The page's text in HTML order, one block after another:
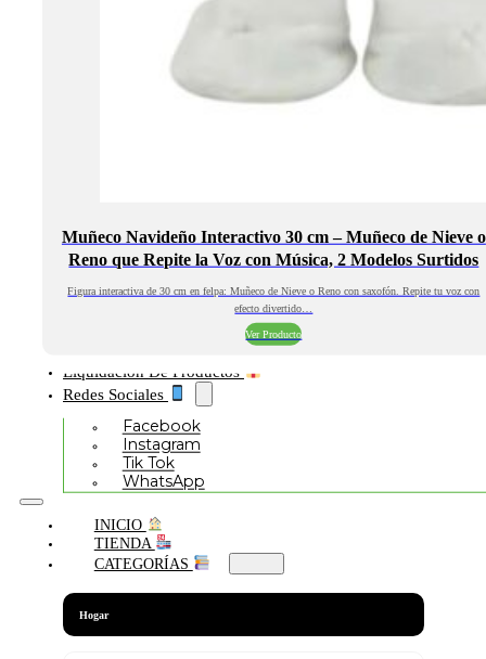
Muñeco Navideño Interactivo 30 cm – Muñeco de Nieve o
Reno que Repite la Voz con Música, 2 Modelos Surtidos
Figura interactiva de 30 cm en felpa: Muñeco de Nieve o Reno con saxofón. Repite tu voz con
efecto divertido…
Ver Producto
Liquidación De Productos
Redes Sociales
Facebook
Instagram
Tik Tok
WhatsApp
INICIO
TIENDA
CATEGORÍAS
Hogar